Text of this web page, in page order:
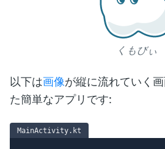
くもびぃ
以下は画像が縦に流れていく
た簡単なアプリです:
MainActivity.kt